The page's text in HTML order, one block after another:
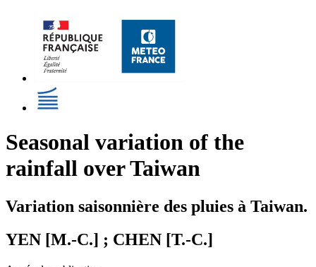
Seasonal variation of the
rainfall over Taiwan
Variation saisonnière des pluies à Taiwan.
YEN [M.-C.] ; CHEN [T.-C.]